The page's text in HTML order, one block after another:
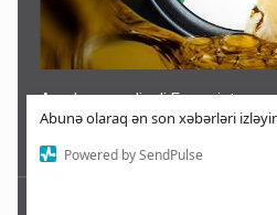
Abunə olaraq ən son xəbərləri
Powered by SendPulse
Azərbaycan dizeli Ermənistana
7 Avqust 16:09